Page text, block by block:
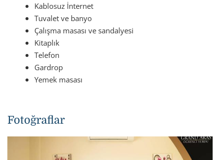
Kablosuz İnternet
Tuvalet ve banyo
Çalışma masası ve sandalyesi
Kitaplık
Telefon
Gardrop
Yemek masası
Fotoğraflar